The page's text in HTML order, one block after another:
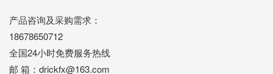
产品咨询及采购需求：
18678650712
全国24小时免费服务热线
邮 箱：drickfx@163.com